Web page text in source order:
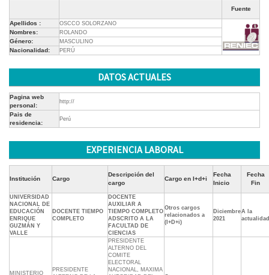
Fuente
Apellidos : OSCCO SOLORZANO
Nombres: ROLANDO
Género: MASCULINO
Nacionalidad: PERÚ
DATOS ACTUALES
Pagina web
personal:
http://
Pais de
residencia:
Perú
EXPERIENCIA LABORAL
Institución Cargo
Descripción del
cargo
Cargo en I+d+i
Fecha
Inicio
Fecha
Fin
UNIVERSIDAD
NACIONAL DE
EDUCACIÓN
ENRIQUE
GUZMÁN Y
VALLE
DOCENTE TIEMPO
COMPLETO
DOCENTE
AUXILIAR A
TIEMPO COMPLETO
ADSCRITO A LA
FACULTAD DE
CIENCIAS
Otros cargos
relacionados a
(I+D+i)
Diciembre
2021
A la
actualidad
MINISTERIO
PRESIDENTE
PRESIDENTE
ALTERNO DEL
COMITE
ELECTORAL
NACIONAL, MAXIMA